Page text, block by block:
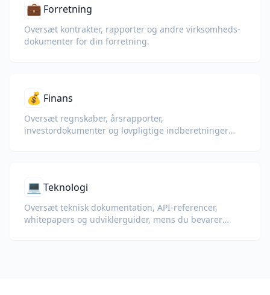
💼 Forretning
Oversæt kontrakter, rapporter og andre virksomheds­
dokumenter for din forretning.
💰 Finans
Oversæt regnskaber, årsrapporter,
investordokumenter og lovpligtige indberetninger
💻 Teknologi
Oversæt teknisk dokumentation, API-referencer,
whitepapers og udviklerguider, mens du bevarer